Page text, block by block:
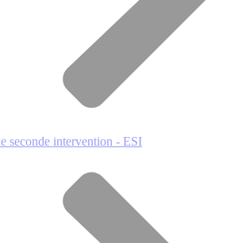
seconde intervention - ESI